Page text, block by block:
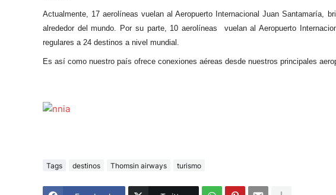
Actualmente, 17 aerolíneas vuelan al Aeropuerto Internacional Juan Santamaría,
alrededor del mundo. Por su parte, 10 aerolíneas vuelan al Aeropuerto
regulares a 24 destinos a nivel mundial.
Es así como nuestro país ofrece conexiones aéreas desde nuestros principales
Tags destinos Thomsin airways turismo